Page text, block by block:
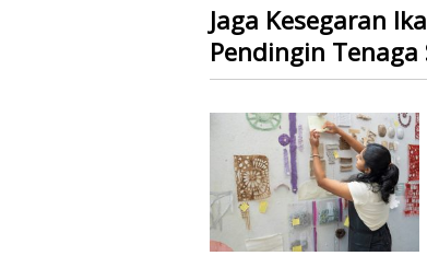
Jaga Kesegaran
Pendingin Tenaga